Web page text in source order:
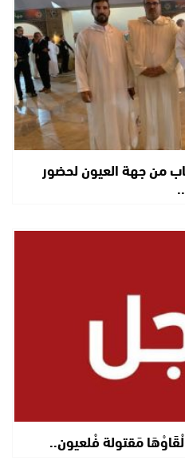
من جهة العيون لحضور
مَقتولة فْلعيون..